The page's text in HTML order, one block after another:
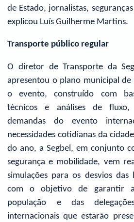
de Estado, jornalistas,
explicou Luís Guilherme Martins.
Transporte público regular
O diretor de Transporte da
apresentou o plano municipal de
o evento, construído com
técnicos e análises de fluxo,
demandas do evento
necessidades cotidianas da
do ano, a Segbel, em conjunto
segurança e mobilidade, vem
simulações para os desvios das
com o objetivo de garantir a
população e das
internacionais que estarão